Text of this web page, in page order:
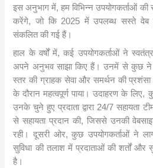
इस अनुभाग में, हम विभिन्न उपयोगकर्ताओं की
करेंगे, जो कि 2025 में उपलब्ध सस्ते वेब
संकलित की गई हैं।
हाल के वर्षों में, कई उपयोगकर्ताओं ने
अपने अनुभव साझा किए हैं। उनमें से कुछ ने
स्तर की ग्राहक सेवा और समर्थन की
के दौरान महत्वपूर्ण पाया। उदाहरण के लिए,
उनके चुने हुए प्रदाता द्वारा 24/7 सहायता
से सहायता प्रदान की, जिससे उनकी
रही। दूसरी ओर, कुछ उपयोगकर्ताओं ने
सुविधा की तलाश में प्रदाताओं की शर्तों और
है।